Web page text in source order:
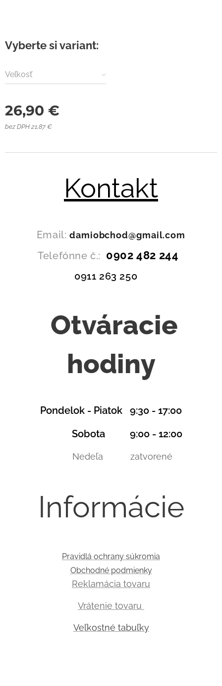
Vyberte si variant:
Veľkosť
26,90 €
bez DPH 21,87 €
Kontakt
Email:damiobchod@gmail.com
Telefónne č.: 0902 482 244
0911 263 250
Otváracie
hodiny
Pondelok - Piatok 9:30 - 17:00
Sobota 9:00 - 12:00
Nedeľa zatvorené
Informácie
Pravidlá ochrany súkromia
Obchodné podmienky
Reklamácia tovaru
Vrátenie tovaru
Veľkostné tabuľky